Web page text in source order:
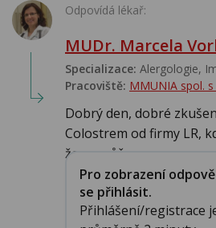
Odpovídá lékař:
MUDr. Marcela
Specializace: Alergologie‎,
Pracoviště: MMUNIA spol. s
Dobrý den, dobré
Colostrem od firmy LR,
že se může u...
Pro zobrazení
se přihlásit.
Přihlášení/registrace